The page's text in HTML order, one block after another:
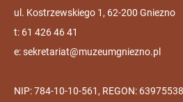
ul. Kostrzewskiego 1, 62-200 Gniezno
t: 61 426 46 41
e:sekretariat@muzeumgniezno.pl
NIP: 784-10-10-561, REGON: